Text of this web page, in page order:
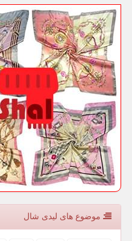
موضوع های لیدی شال